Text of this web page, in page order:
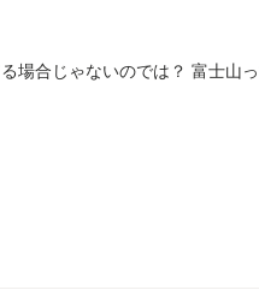
場合じゃないのでは？ 富士山